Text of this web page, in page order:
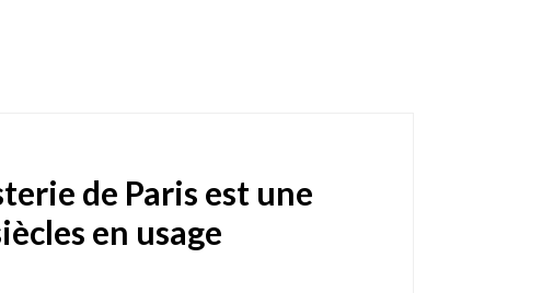
de Paris est une
en usage